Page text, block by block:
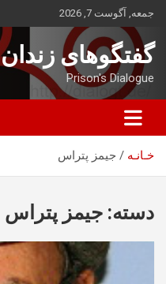
بروید
جمعه, آگوست 7, 2026
گفتگوهای زندان
Prison's Dialogue
خـانـه جیمز پتراس
دسته: جیمز پتراس